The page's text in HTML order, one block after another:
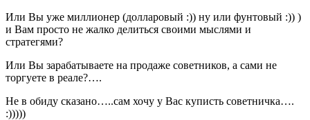
Или Вы уже миллионер (долларовый :)) ну или фунтовый :)) )
и Вам просто не жалко делиться своими мыслями и
стратегями?
Или Вы зарабатываете на продаже советников, а сами не
торгуете в реале?….
Не в обиду сказано…..сам хочу у Вас куписть советничка….
:)))))